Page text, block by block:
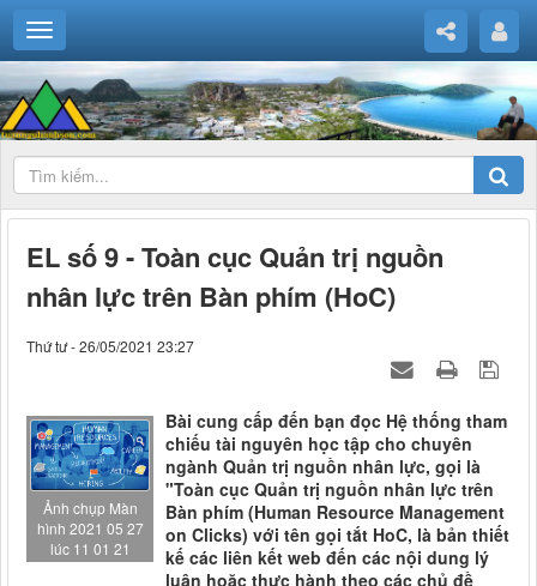
EL số 9 - Toàn cục Quản trị nguồn
nhân lực trên Bàn phím (HoC)
Thứ tư - 26/05/2021 23:27
Ảnh chụp Màn
hình 2021 05 27
lúc 11 01 21
Bài cung cấp đến bạn đọc Hệ thống tham
chiếu tài nguyên học tập cho chuyên
ngành Quản trị nguồn nhân lực, gọi là
"Toàn cục Quản trị nguồn nhân lực trên
Bàn phím (Human Resource Management
on Clicks) với tên gọi tắt HoC, là bản thiết
kế các liên kết web đến các nội dung lý
luận hoặc thực hành theo các chủ đề